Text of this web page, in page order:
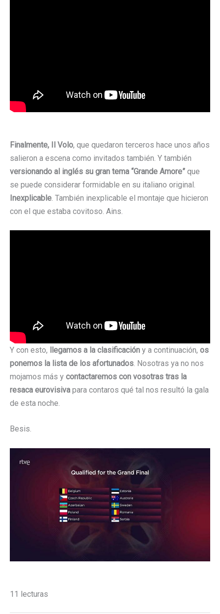
Finalmente, Il Volo, que quedaron terceros hace unos años
salieron a escena como invitados también. Y también
versionando al inglés su gran tema “Grande Amore” que
se puede considerar formidable en su italiano original.
Inexplicable . También inexplicable el montaje que hicieron
con el que estaba covitoso. Ains.
Y con esto, llegamos a la clasificación y a continuación, os
ponemos la lista de los afortunados. Nosotras ya no nos
mojamos más y contactaremos con vosotras tras la
resaca eurovisiva para contaros qué tal nos resultó la gala
de esta noche.
Besis.
11 lecturas